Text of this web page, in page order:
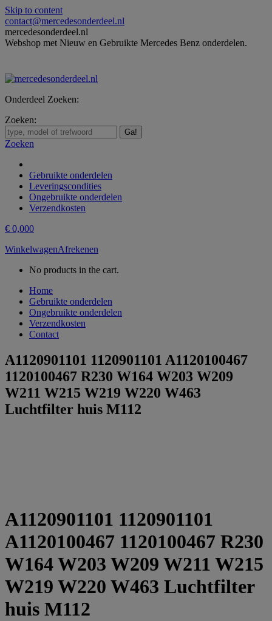
Skip to content
contact@mercedesonderdeel.nl
mercedesonderdeel.nl
Webshop met Nieuw en Gebruikte Mercedes Benz onderdelen.
Onderdeel Zoeken:
Zoeken:
Zoeken
Gebruikte onderdelen
Leveringscondities
Ongebruikte onderdelen
Verzendkosten
€ 0,000
WinkelwagenAfrekenen
No products in the cart.
Home
Gebruikte onderdelen
Ongebruikte onderdelen
Verzendkosten
Contact
A1120901101 1120901101 A1120100467
1120100467 R230 W164 W203 W209
W211 W215 W219 W220 W463
Luchtfilter huis M112
A1120901101 1120901101
A1120100467 1120100467 R230
W164 W203 W209 W211 W215
W219 W220 W463 Luchtfilter
huis M112